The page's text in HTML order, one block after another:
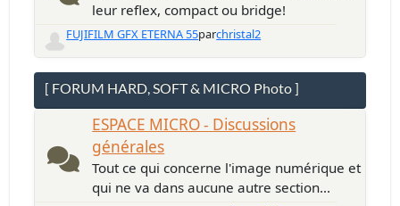
leur reflex, compact ou bridge!
FUJIFILM GFX ETERNA 55parchristal2
[ FORUM HARD, SOFT & MICRO Photo ]
ESPACE MICRO - Discussions
générales
Tout ce qui concerne l'image numérique et
qui ne va dans aucune autre section...